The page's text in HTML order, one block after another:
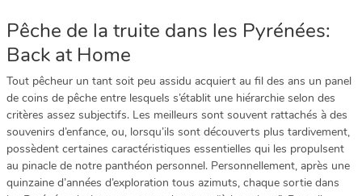
Pêche de la truite dans les Pyrénées:
Back at Home
Tout pêcheur un tant soit peu assidu acquiert au fil des ans un panel
de coins de pêche entre lesquels s’établit une hiérarchie selon des
critères assez subjectifs. Les meilleurs sont souvent rattachés à des
souvenirs d’enfance, ou, lorsqu’ils sont découverts plus tardivement,
possèdent certaines caractéristiques essentielles qui les propulsent
au pinacle de notre panthéon personnel. Personnellement, après une
quinzaine d’années d’exploration tous azimuts, chaque sortie dans